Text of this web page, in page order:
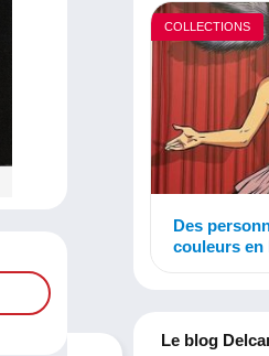
COLLECTIONS
Des
couleurs en
Le blog